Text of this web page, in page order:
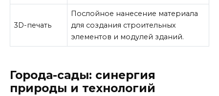
3D-печать
Послойное нанесение материала
для создания строительных
элементов и модулей зданий.
Города-сады: синергия
природы и технологий